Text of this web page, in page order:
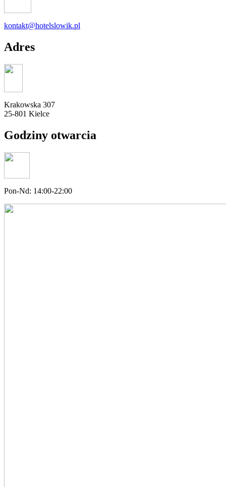
kontakt@hotelslowik.pl
Adres
Krakowska 307
25-801 Kielce
Godziny otwarcia
Pon-Nd: 14:00-22:00